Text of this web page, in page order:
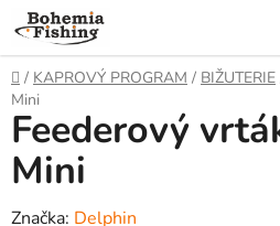
Přejít
na
obsah
Domů
/ KAPROVÝ PROGRAM / BIŽUTERIE
Mini
Feederový
Mini
Značka: Delphin